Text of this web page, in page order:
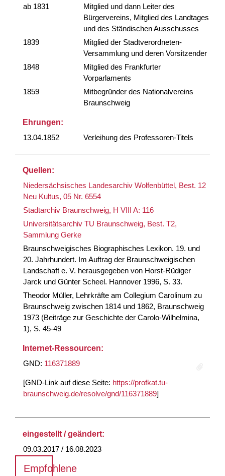
ab 1831
Mitglied und dann Leiter des
Bürgervereins, Mitglied des Landtages
und des Ständischen Ausschusses
1839
Mitglied der Stadtverordneten-
Versammlung und deren Vorsitzender
1848
Mitglied des Frankfurter
Vorparlaments
1859
Mitbegründer des Nationalvereins
Braunschweig
Ehrungen:
13.04.1852
Verleihung des Professoren-Titels
Quellen:
Niedersächsisches Landesarchiv Wolfenbüttel, Best. 12
Neu Kultus, 05 Nr. 6554
Stadtarchiv Braunschweig, H VIII A: 116
Universitätsarchiv TU Braunschweig, Best. T2,
Sammlung Gerke
Braunschweigisches Biographisches Lexikon. 19. und
20. Jahrhundert. Im Auftrag der Braunschweigischen
Landschaft e. V. herausgegeben von Horst-Rüdiger
Jarck und Günter Scheel. Hannover 1996, S. 33.
Theodor Müller, Lehrkräfte am Collegium Carolinum zu
Braunschweig zwischen 1814 und 1862, Braunschweig
1973 (Beiträge zur Geschichte der Carolo-Wilhelmina,
1), S. 45-49
Internet-Ressourcen:
GND: 116371889
[GND-Link auf diese Seite: https://profkat.tu-
braunschweig.de/resolve/gnd/116371889]
eingestellt / geändert:
09.03.2017 / 16.08.2023
Empfohlene